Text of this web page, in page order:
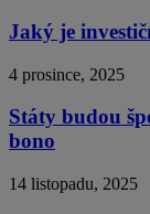
Jaký je
4 prosince, 2025
Státy budou
bono
14 listopadu, 2025